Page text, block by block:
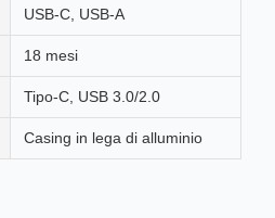
USB-C, USB-A
18 mesi
Tipo-C, USB 3.0/2.0
Casing in lega di alluminio